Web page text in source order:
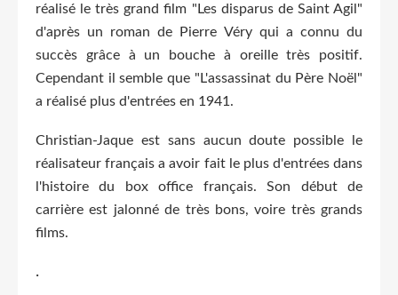
réalisé le très grand film "Les disparus de Saint Agil"
d'après un roman de Pierre Véry qui a connu du
succès grâce à un bouche à oreille très positif.
Cependant il semble que "L'assassinat du Père Noël"
a réalisé plus d'entrées en 1941.
Christian-Jaque est sans aucun doute possible le
réalisateur français a avoir fait le plus d'entrées dans
l'histoire du box office français. Son début de
carrière est jalonné de très bons, voire très grands
films.
.